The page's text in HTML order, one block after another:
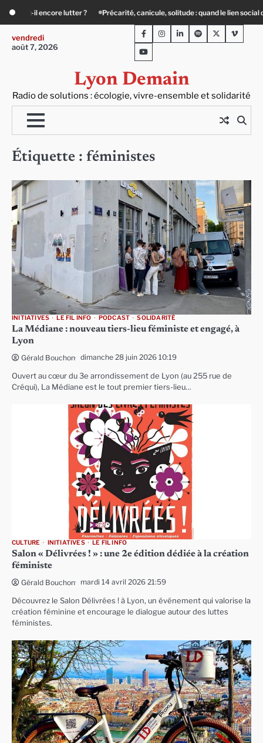
content
solitude : quand le lien social devient essentiel « Ça chauffe » : des
vendredi
août 7, 2026
Lyon Demain
Radio de solutions : écologie, vivre-ensemble et solidarité
FacebookInstagram
LinkedInSpotifyTwitterViméo
Youtube
Étiquette : féministes
INITIATIVES LE FIL INFO PODCAST SOLIDARITÉ
La Médiane : nouveau tiers-lieu féministe et engagé, à
Lyon
Gérald Bouchon dimanche 28 juin 2026 10:19
Ouvert au cœur du 3e arrondissement de Lyon (au 255 rue de
Créqui), La Médiane est le tout premier tiers-lieu…
CULTURE INITIATIVES LE FIL INFO
Salon « Délivrées ! » : une 2e édition dédiée à la création
féministe
Gérald Bouchon mardi 14 avril 2026 21:59
Découvrez le Salon Délivrées ! à Lyon, un événement qui valorise la
création féminine et encourage le dialogue autour des luttes
féministes.